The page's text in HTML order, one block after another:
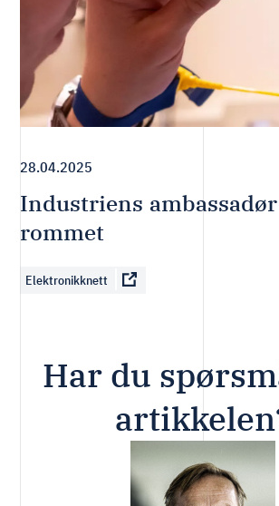
28.04.2025
Industriens
rommet
Elektronikknett
Har du